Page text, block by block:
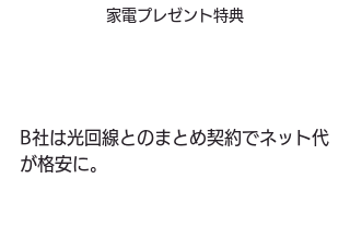
家電プレゼント特典
B社は光回線とのまとめ契約でネット代
が格安に。